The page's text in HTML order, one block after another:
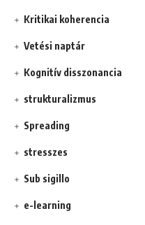
Kritikai koherencia
Vetési naptár
Kognitív disszonancia
strukturalizmus
Spreading
stresszes
Sub sigillo
e-learning